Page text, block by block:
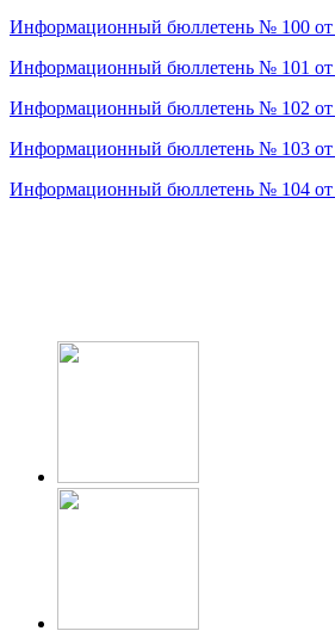
Информационный бюллетень № 100 от
Информационный бюллетень № 101 от
Информационный бюллетень № 102 от
Информационный бюллетень № 103 от
Информационный бюллетень № 104 от